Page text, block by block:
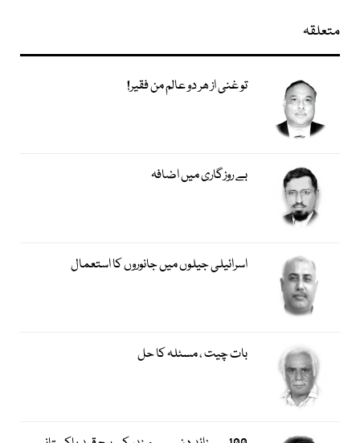
متعلقہ
تو غنی از ھر دو عالم من فقیر!
بے روزگاری میں اضافہ
اسرائیلی جیلوں میں جانوروں کا استعمال
بات چیت ، مسئلہ کا حل